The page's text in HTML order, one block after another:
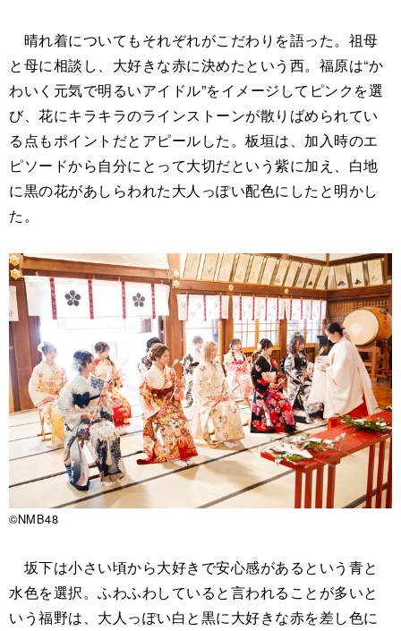
晴れ着についてもそれぞれがこだわりを語った。祖母
と母に相談し、大好きな赤に決めたという西。福原は“か
わいく元気で明るいアイドル”をイメージしてピンクを選
び、花にキラキラのラインストーンが散りばめられてい
る点もポイントだとアピールした。板垣は、加入時のエ
ピソードから自分にとって大切だという紫に加え、白地
に黒の花があしらわれた大人っぽい配色にしたと明かし
た。
©NMB48
坂下は小さい頃から大好きで安心感があるという青と
水色を選択。ふわふわしていると言われることが多いと
いう福野は、大人っぽい白と黒に大好きな赤を差し色に